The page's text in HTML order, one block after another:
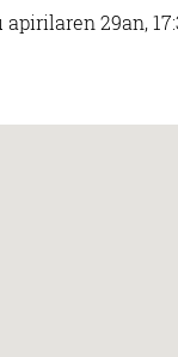
29an,